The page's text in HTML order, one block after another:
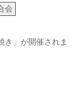
会
き」が開催されま